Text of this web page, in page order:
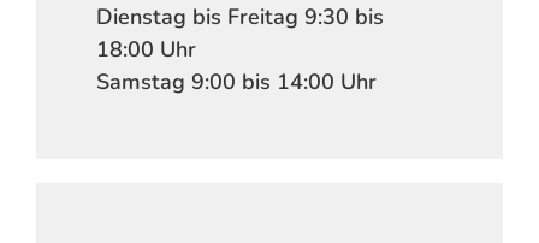
Dienstag bis Freitag 9:30 bis
18:00 Uhr
Samstag 9:00 bis 14:00 Uhr